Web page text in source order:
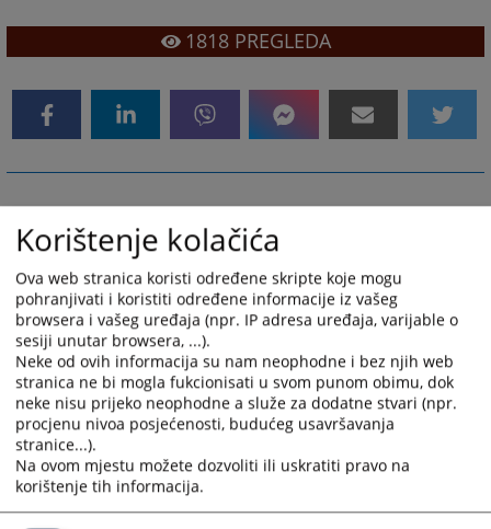
1818PREGLEDA
Prekršajna pisarna/pisarnica
Prekršajna pisarna Općinskog suda u Kiseljaku se
nalazi u prizemlju zgrade - ured br: 3.
U prekršajnoj pisarni obavljaju se sljedeći poslovi po
starom načinu rada:
izdavanje uvjerenja iz prekršajne evidencije
izvršavanje prekršajnih sankcija u ROF-u
upravljaju prekršajnim predmetima
izrađuju izvještaje
Prijem stranaka od ponedjeljaka do petaka u periodu
09:00 - 14:00 sati.
Korištenje kolačića
Ova web stranica koristi određene skripte koje mogu
pohranjivati i koristiti određene informacije iz vašeg
browsera i vašeg uređaja (npr. IP adresa uređaja, varijable o
sesiji unutar browsera, ...).
Neke od ovih informacija su nam neophodne i bez njih web
stranica ne bi mogla fukcionisati u svom punom obimu, dok
neke nisu prijeko neophodne a služe za dodatne stvari (npr.
procjenu nivoa posjećenosti, budućeg usavršavanja
stranice...).
Na ovom mjestu možete dozvoliti ili uskratiti pravo na
korištenje tih informacija.